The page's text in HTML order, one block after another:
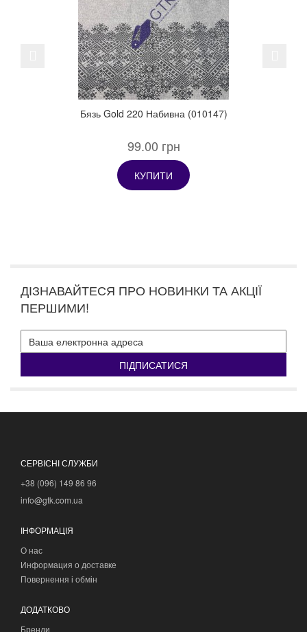
Бязь Gold 220 Набивна (010147)
99.00 грн
КУПИТИ
Previous
ДІЗНАВАЙТЕСЯ ПРО НОВИНКИ ТА АКЦІЇ
ПЕРШИМИ!
ПІДПИСАТИСЯ
СЕРВІСНІ СЛУЖБИ
+38 (096) 149 86 96
info@gtk.com.ua
ІНФОРМАЦІЯ
О нас
Информация о доставке
Повернення і обмін
ДОДАТКОВО
Бренди